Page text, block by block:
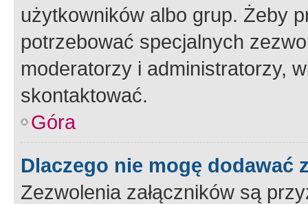
użytkowników albo grup. Żeby
potrzebować specjalnych
moderatorzy i administratorzy,
skontaktować.
Góra
Dlaczego nie mogę dodawać
Zezwolenia załączników są